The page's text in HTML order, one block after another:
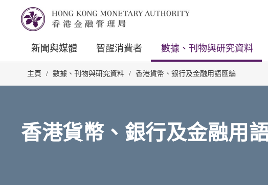
新聞與媒體 智醒消費者 數據、刊物與研究資料
主頁 / 數據、刊物與研究資料 / 香港貨幣、銀行及金融用語匯編
香港貨幣、銀行及金融用